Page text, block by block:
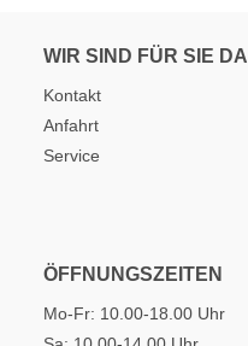
WIR SIND FÜR SIE DA
Kontakt
Anfahrt
Service
ÖFFNUNGSZEITEN
Mo-Fr: 10.00-18.00 Uhr